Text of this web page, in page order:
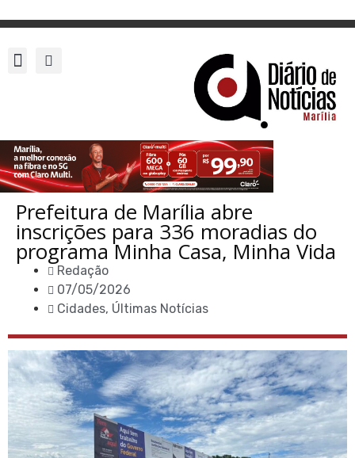
Prefeitura de Marília abre
inscrições para 336 moradias do
programa Minha Casa, Minha Vida
Redação
07/05/2026
Cidades, Últimas Notícias